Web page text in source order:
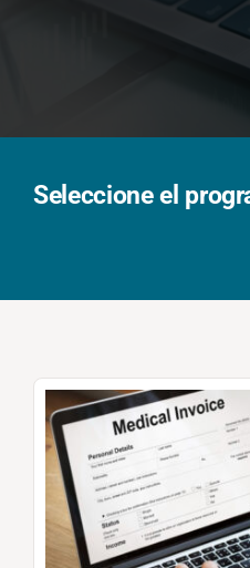
Solicita
Seleccione el